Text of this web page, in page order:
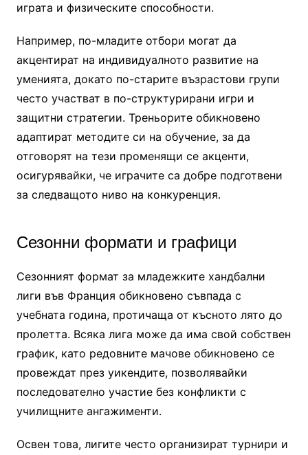
играта и физическите способности.
Например, по-младите отбори могат да
акцентират на индивидуалното развитие на
уменията, докато по-старите възрастови групи
често участват в по-структурирани игри и
защитни стратегии. Треньорите обикновено
адаптират методите си на обучение, за да
отговорят на тези променящи се акценти,
осигурявайки, че играчите са добре подготвени
за следващото ниво на конкуренция.
Сезонни формати и графици
Сезонният формат за младежките хандбални
лиги във Франция обикновено съвпада с
учебната година, протичаща от късното лято до
пролетта. Всяка лига може да има свой собствен
график, като редовните мачове обикновено се
провеждат през уикендите, позволявайки
последователно участие без конфликти с
училищните ангажименти.
Освен това, лигите често организират турнири и